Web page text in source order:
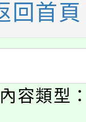
住民語歌
學年度第
選結果(
年度第
選結果(
學推廣
分析基
入校路
回首頁
容類型